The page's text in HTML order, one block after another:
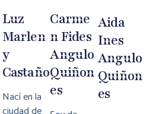
Luz
Marlen
Y
Castaño
Nací en la
Carme
N Fides
Angulo
Quiñon
Es
Aida
Ines
Angulo
Quiñon
Es